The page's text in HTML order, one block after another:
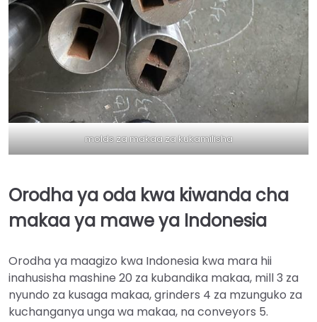
molds za makaa za kukamilisha
Orodha ya oda kwa kiwanda cha
makaa ya mawe ya Indonesia
Orodha ya maagizo kwa Indonesia kwa mara hii
inahusisha mashine 20 za kubandika makaa, mill 3 za
nyundo za kusaga makaa, grinders 4 za mzunguko za
kuchanganya unga wa makaa, na conveyors 5.